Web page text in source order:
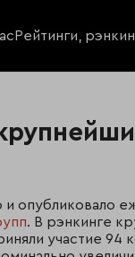
Рейтинги,
и опубликовало
. В рэнкинге
участие 94